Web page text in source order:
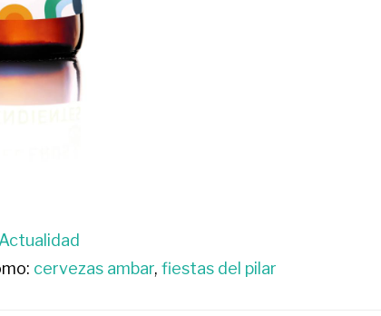
Actualidad
cervezas ambar, fiestas del pilar